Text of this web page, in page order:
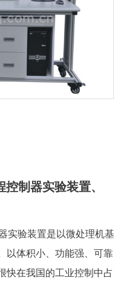
制器实验装置、
实验装置是以微处理机基
以体积小、功能强、可靠
快在我国的工业控制中占